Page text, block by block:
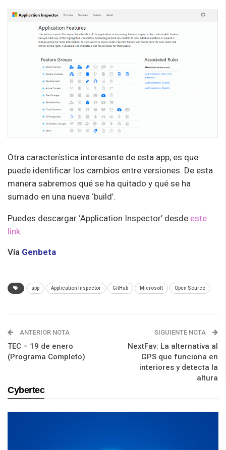
Otra característica interesante de esta app, es que
puede identificar los cambios entre versiones. De esta
manera sabremos qué se ha quitado y qué se ha
sumado en una nueva ‘build’.
Puedes descargar ‘Application Inspector’ desde este
link.
Vía Genbeta
app Application Inspector GitHub Microsoft Open Source
ANTERIOR NOTA
TEC – 19 de enero
(Programa Completo)
SIGUIENTE NOTA
NextFav: La alternativa al
GPS que funciona en
interiores y detecta la
altura
Cybertec